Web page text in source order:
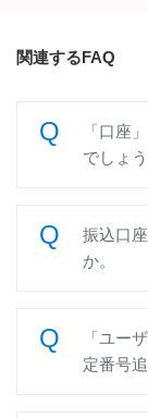
関連するFAQ
「口座
でしょう
振込口
か。
「ユー
定番号